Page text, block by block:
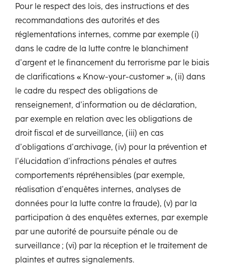
Pour le respect des lois, des instructions et des
recommandations des autorités et des
réglementations internes, comme par exemple (i)
dans le cadre de la lutte contre le blanchiment
d’argent et le financement du terrorisme par le biais
de clarifications « Know-your-customer », (ii) dans
le cadre du respect des obligations de
renseignement, d’information ou de déclaration,
par exemple en relation avec les obligations de
droit fiscal et de surveillance, (iii) en cas
d’obligations d’archivage, (iv) pour la prévention et
l’élucidation d’infractions pénales et autres
comportements répréhensibles (par exemple,
réalisation d’enquêtes internes, analyses de
données pour la lutte contre la fraude), (v) par la
participation à des enquêtes externes, par exemple
par une autorité de poursuite pénale ou de
surveillance ; (vi) par la réception et le traitement de
plaintes et autres signalements.